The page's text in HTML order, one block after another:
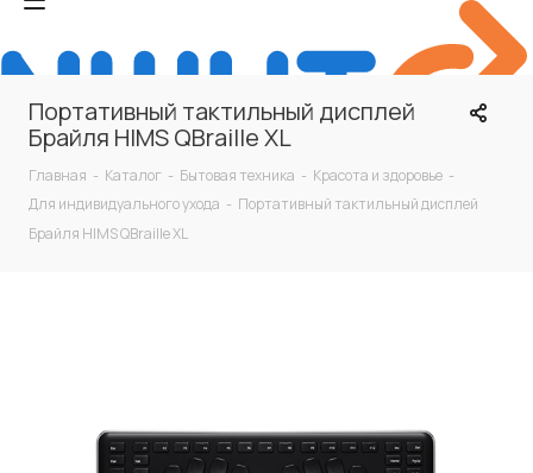
Портативный тактильный дисплей
Брайля HIMS QBraille XL
Главная - Каталог - Бытовая техника - Красота и здоровье -
Для индивидуального ухода - Портативный тактильный дисплей
Брайля HIMS QBraille XL